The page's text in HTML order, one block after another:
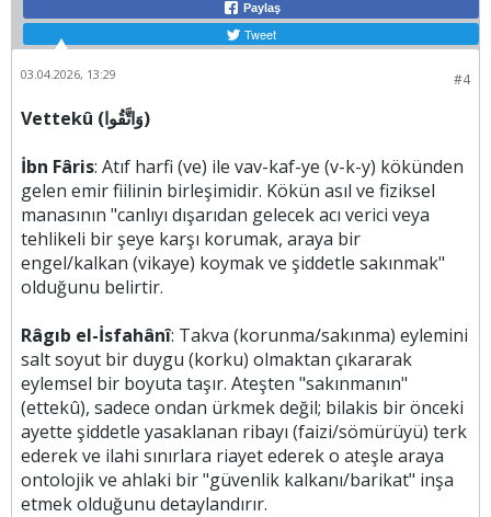
Paylaş
Tweet
#4
03.04.2026, 13:29
Vettekû (وَاتَّقُوا)
İbn Fâris: Atıf harfi (ve) ile vav-kaf-ye (v-k-y) kökünden
gelen emir fiilinin birleşimidir. Kökün asıl ve fiziksel
manasının "canlıyı dışarıdan gelecek acı verici veya
tehlikeli bir şeye karşı korumak, araya bir
engel/kalkan (vikaye) koymak ve şiddetle sakınmak"
olduğunu belirtir.
Râgıb el-İsfahânî: Takva (korunma/sakınma) eylemini
salt soyut bir duygu (korku) olmaktan çıkararak
eylemsel bir boyuta taşır. Ateşten "sakınmanın"
(ettekû), sadece ondan ürkmek değil; bilakis bir önceki
ayette şiddetle yasaklanan ribayı (faizi/sömürüyü) terk
ederek ve ilahi sınırlara riayet ederek o ateşle araya
ontolojik ve ahlaki bir "güvenlik kalkanı/barikat" inşa
etmek olduğunu detaylandırır.